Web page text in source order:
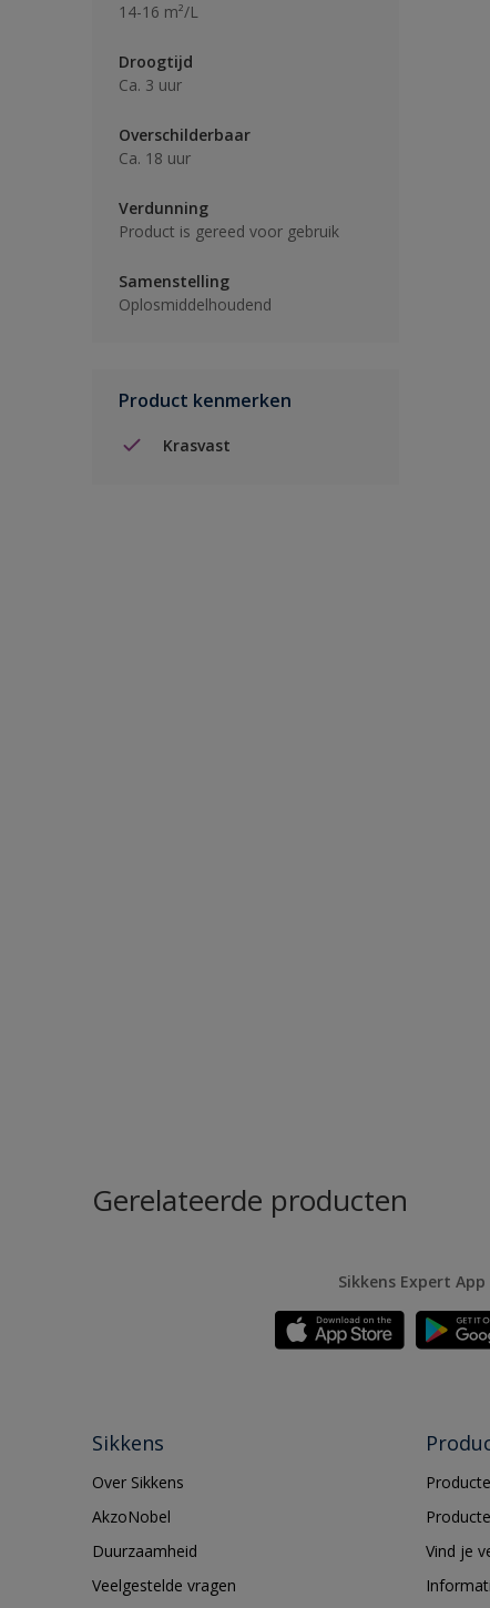
14-16 m²/L
Droogtijd
Ca. 3 uur
Overschilderbaar
Ca. 18 uur
Verdunning
Product is gereed voor gebruik
Samenstelling
Oplosmiddelhoudend
Product kenmerken
Krasvast
Gerelateerde producten
Sikkens Expert App
Sikkens
Over Sikkens
AkzoNobel
Duurzaamheid
Veelgestelde vragen
Vind je